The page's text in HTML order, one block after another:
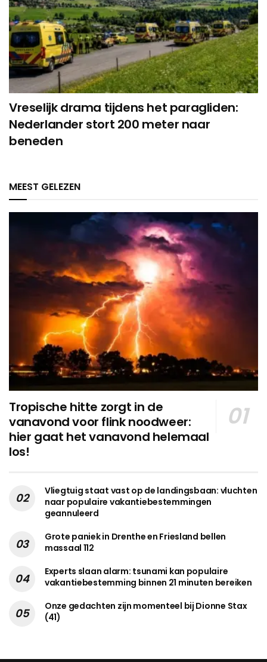
Vreselijk drama tijdens het paragliden:
Nederlander stort 200 meter naar
beneden
MEEST GELEZEN
Tropische hitte zorgt in de
vanavond voor flink noodweer:
hier gaat het vanavond helemaal
los!
Vliegtuig staat vast op de landingsbaan: vluchten
naar populaire vakantiebestemmingen
geannuleerd
Grote paniek in Drenthe en Friesland bellen
massaal 112
Experts slaan alarm: tsunami kan populaire
vakantiebestemming binnen 21 minuten bereiken
Onze gedachten zijn momenteel bij Dionne Stax
(41)